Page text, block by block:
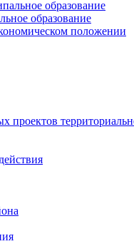
образование
образование
положении
проектов